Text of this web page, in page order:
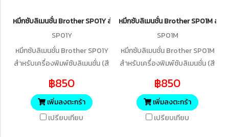
หมึกซับลิเมนชั่น Brother SP01Y สำหรับเครื่องพิมพ์ซับลิเมนชั่น (สีเหลือง)
SP01Y
หมึกซับลิเมนชั่น Brother SP01Y
สำหรับเครื่องพิมพ์ซับลิเมนชั่น (สี
ซับลิเมชั่นของแท้จาก Brother -
ใช้ได้กับเครื่องพิมพ์ซับลิเมชั่น
Brother รุ่น SP-1 - น้ำหมึก
฿850
เพิ่มลงตะกร้า
เปรียบเทียบ
หมึกซับลิเมนชั่น Brother SP01M ส
SP01M
หมึกซับลิเมนชั่น Brother SP01M
สำหรับเครื่องพิมพ์ซับลิเมนชั่น (สี
เครื่องพิมพ์ซับลิเมชั่นของแท้จาก
Brother - ใช้ได้กับเครื่องพิมพ์ซับ
ลิเมชั่น Brother รุ่น SP-1 - น้ำหมึก
฿850
เพิ่มลงตะกร้า
เปรียบเทียบ